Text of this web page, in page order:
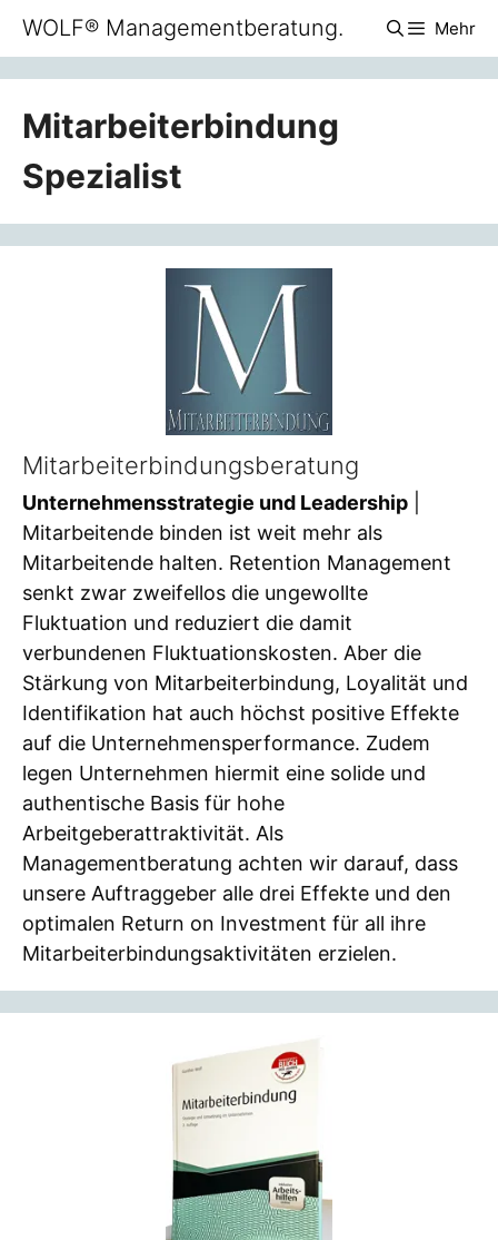
Zum
Inhalt
springen
WOLF® Managementberatung. Mehr
Mitarbeiterbindung
Spezialist
Mitarbeiterbindungsberatung
Unternehmensstrategie und Leadership
Mitarbeitende binden ist weit mehr als
Mitarbeitende halten. Retention Management
senkt zwar zweifellos die ungewollte
Fluktuation und reduziert die damit
verbundenen Fluktuationskosten. Aber die
Stärkung von Mitarbeiterbindung, Loyalität und
Identifikation hat auch höchst positive Effekte
auf die Unternehmensperformance. Zudem
legen Unternehmen hiermit eine solide und
authentische Basis für hohe
Arbeitgeberattraktivität. Als
Managementberatung achten wir darauf, dass
unsere Auftraggeber alle drei Effekte und den
optimalen Return on Investment für all ihre
Mitarbeiterbindungsaktivitäten erzielen.